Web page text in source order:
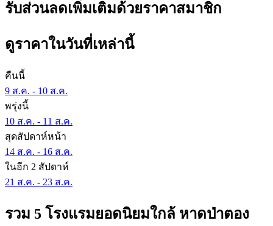
รับส่วนลดเพิ่มเติมด้วยราคาสมาชิก
ดูราคาในวันที่เหล่านี้
คืนนี้
9 ส.ค. - 10 ส.ค.
พรุ่งนี้
10 ส.ค. - 11 ส.ค.
สุดสัปดาห์หน้า
14 ส.ค. - 16 ส.ค.
ในอีก 2 สัปดาห์
21 ส.ค. - 23 ส.ค.
รวม 5 โรงแรมยอดนิยมใกล้ หาดป่าตอง